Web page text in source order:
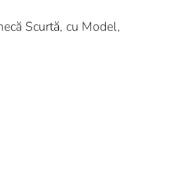
Scurtă, cu Model,